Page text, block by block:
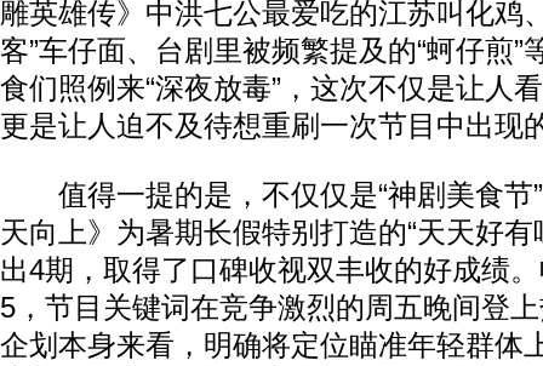
雕英雄传》中洪七公最爱吃的江苏叫化鸡
客”车仔面、台剧里被频繁提及的“蚵仔煎”
食们照例来“深夜放毒”，这次不仅是让人
更是让人迫不及待想重刷一次节目中出现
值得一提的是，不仅仅是“神剧美食节
天向上》为暑期长假特别打造的“天天好有
出4期，取得了口碑收视双丰收的好成绩
5，节目关键词在竞争激烈的周五晚间登
企划本身来看，明确将定位瞄准年轻群体